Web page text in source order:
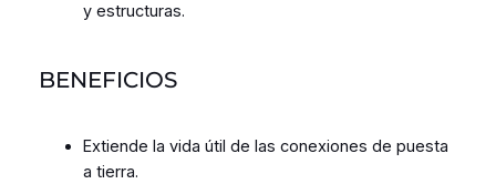
y estructuras.
BENEFICIOS
Extiende la vida útil de las conexiones de puesta
a tierra.